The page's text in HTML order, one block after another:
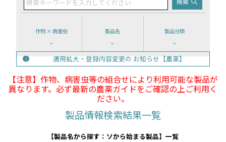
適用拡大・登録内容変更の お知らせ【農薬】
作物 × 病害虫 製品名 製品分類
【注意】作物、病害虫等の組合せにより利用可能な製品が
異なります。必ず最新の農薬ガイドをご確認の上ご利用く
ださい。
製品情報検索結果一覧
【製品名から探す：ソから始まる製品】一覧